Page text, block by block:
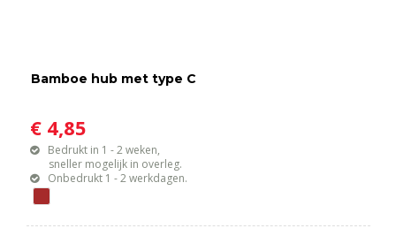
Bamboe hub met type C
€ 4,85
Bedrukt in 1 - 2 weken,
sneller mogelijk in overleg.
Onbedrukt 1 - 2 werkdagen.